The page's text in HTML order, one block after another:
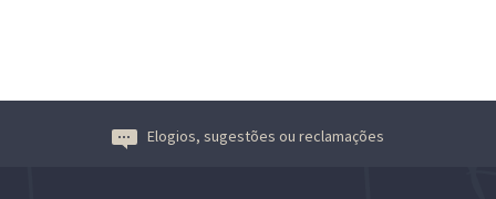
Elogios, sugestões ou reclamações